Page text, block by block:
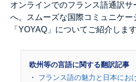
オンラインでのフランス語通訳
へ。スムーズな国際コミュニケー
「YOYAQ」についてご紹介します
欧州等の言語に関する翻訳記事
・
フランス語の魅力と日本にお